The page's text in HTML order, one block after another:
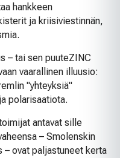
hankkeen
ja kriisiviestinnän,
– tai sen puuteZINC
vaarallinen illuusio:
"yhteyksiä"
polarisaatiota.
antavat sille
– Smolenskin
ovat paljastuneet kerta